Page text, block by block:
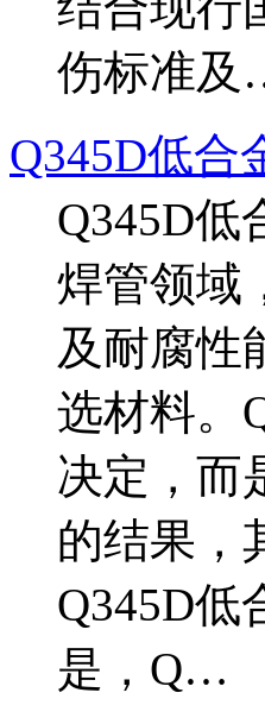
伤标准
Q345D低合
Q345D低
焊管领域
及耐腐性
选材料。
决定，而
的结果，
Q345D低
是，Q…